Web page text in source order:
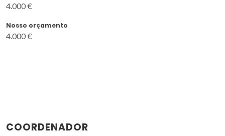
4.000 €
Nosso orçamento
4.000 €
COORDENADOR